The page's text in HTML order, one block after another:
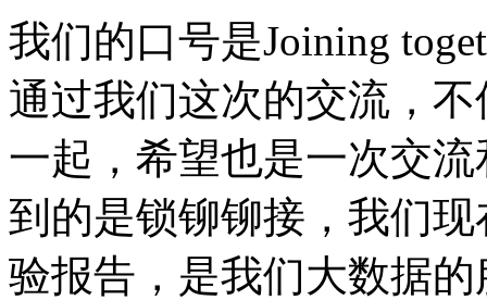
我们的口号是Joining
通过我们这次的交流，
一起，希望也是一次交
到的是锁铆铆接，我们
验报告，是我们大数据